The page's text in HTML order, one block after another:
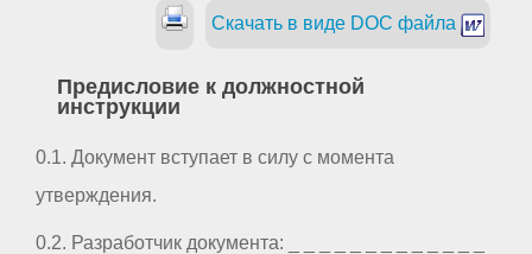
Скачать в виде DOC файла
Предисловие к должностной
инструкции
0.1. Документ вступает в силу с момента
утверждения.
0.2. Разработчик документа: _ _ _ _ _ _ _ _ _ _ _ _ _